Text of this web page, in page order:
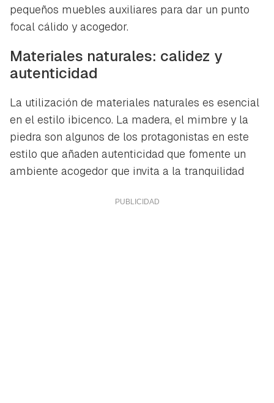
pequeños muebles auxiliares para dar un punto
focal cálido y acogedor.
Materiales naturales: calidez y
autenticidad
La utilización de materiales naturales es esencial
en el estilo ibicenco. La madera, el mimbre y la
piedra son algunos de los protagonistas en este
estilo que añaden autenticidad que fomente un
ambiente acogedor que invita a la tranquilidad